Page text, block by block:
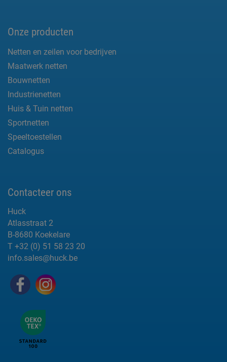
Onze producten
Netten en zeilen voor bedrijven
Maatwerk netten
Bouwnetten
Industrienetten
Huis & Tuin netten
Sportnetten
Speeltoestellen
Catalogus
Contacteer ons
Huck
Atlasstraat 2
B-8680 Koekelare
T +32 (0) 51 58 23 20
info.sales@huck.be